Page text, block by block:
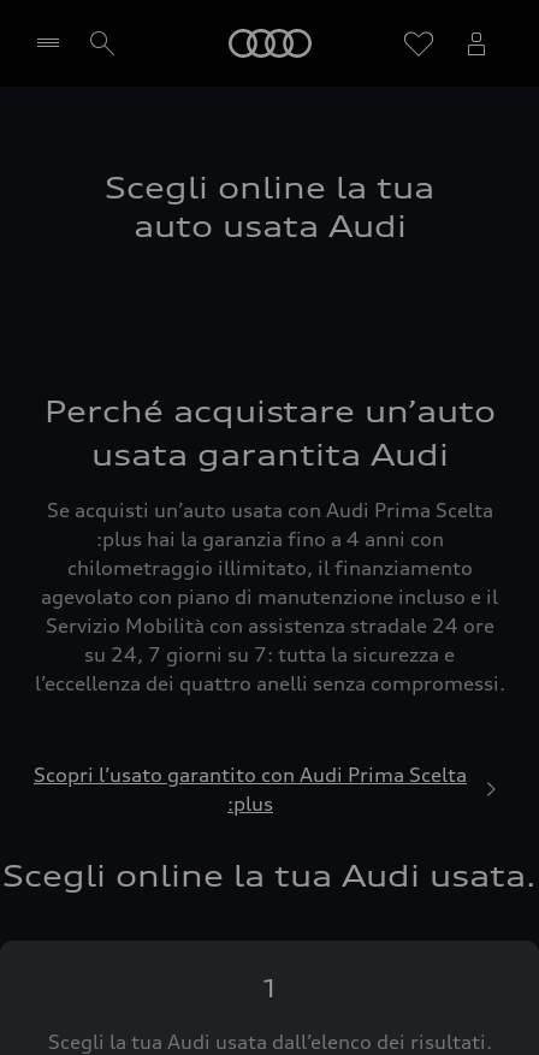
Scegli online la tua
auto usata Audi
Perché acquistare un’auto
usata garantita Audi
Se acquisti un’auto usata con Audi Prima Scelta
:plus hai la garanzia fino a 4 anni con
chilometraggio illimitato, il finanziamento
agevolato con piano di manutenzione incluso e il
Servizio Mobilità con assistenza stradale 24 ore
su 24, 7 giorni su 7: tutta la sicurezza e
l’eccellenza dei quattro anelli senza compromessi.
Scopri l’usato garantito con Audi Prima Scelta
:plus
Scegli online la tua Audi usata.
1
Scegli la tua Audi usata dall’elenco dei risultati.